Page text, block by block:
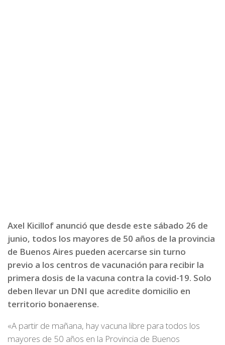
Axel Kicillof anunció que desde este sábado 26 de
junio, todos los mayores de 50 años de la provincia
de Buenos Aires pueden acercarse sin turno
previo a los centros de vacunación para recibir la
primera dosis de la vacuna contra la covid-19. Solo
deben llevar un DNI que acredite domicilio en
territorio bonaerense.
«A partir de mañana, hay vacuna libre para todos los
mayores de 50 años en la Provincia de Buenos